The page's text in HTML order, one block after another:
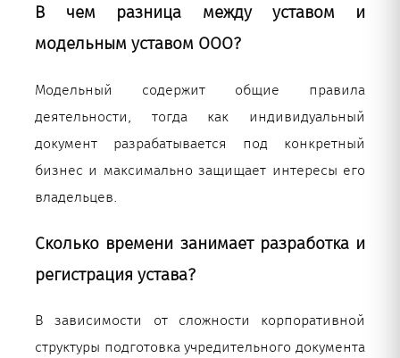
В чем разница между уставом и
модельным уставом ООО?
Модельный содержит общие правила
деятельности, тогда как индивидуальный
документ разрабатывается под конкретный
бизнес и максимально защищает интересы его
владельцев.
Сколько времени занимает разработка и
регистрация устава?
В зависимости от сложности корпоративной
структуры подготовка учредительного документа